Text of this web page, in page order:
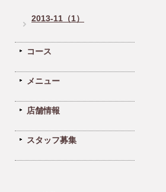
2013-11（1）
コース
メニュー
店舗情報
スタッフ募集